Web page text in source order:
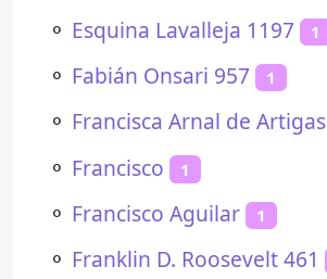
⚬ Esquina Lavalleja 1197 1
⚬ Fabián Onsari 957 1
⚬ Francisca Arnal de Artigas
⚬ Francisco 1
⚬ Francisco Aguilar 1
⚬ Franklin D. Roosevelt 461